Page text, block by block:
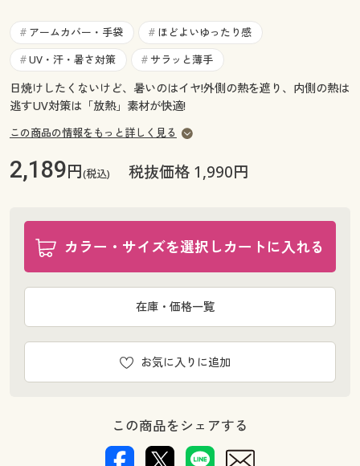
お気に入り
サポート
ご利用ガイド
ご利用ガイド
よくある質問とお問い合わせ
# アームカバー・手袋 # ほどよいゆったり感
# UV・汗・暑さ対策 # サラッと薄手
日焼けしたくないけど、暑いのはイヤ!外側の熱を遮り、内側の熱は
逃すUV対策は「放熱」素材が快適!
この商品の情報をもっと詳しく見る
2,189円(税込) 税抜価格 1,990円
カラー・サイズを選択しカートに入れる
お気に入りに追加
在庫・価格一覧
この商品をシェアする